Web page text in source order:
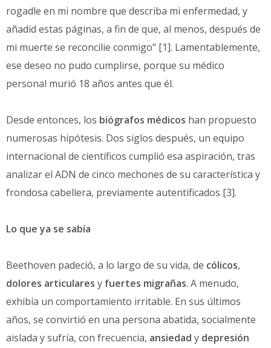
rogadle en mi nombre que describa mi enfermedad, y
añadid estas páginas, a fin de que, al menos, después de
mi muerte se reconcilie conmigo" [1]. Lamentablemente,
ese deseo no pudo cumplirse, porque su médico
personal murió 18 años antes que él.
Desde entonces, los biógrafos médicos han propuesto
numerosas hipótesis. Dos siglos después, un equipo
internacional de científicos cumplió esa aspiración, tras
analizar el ADN de cinco mechones de su característica y
frondosa cabellera, previamente autentificados [3].
Lo que ya se sabía
Beethoven padeció, a lo largo de su vida, de cólicos,
dolores articulares y fuertes migrañas. A menudo,
exhibía un comportamiento irritable. En sus últimos
años, se convirtió en una persona abatida, socialmente
aislada y sufría, con frecuencia, ansiedad y depresión